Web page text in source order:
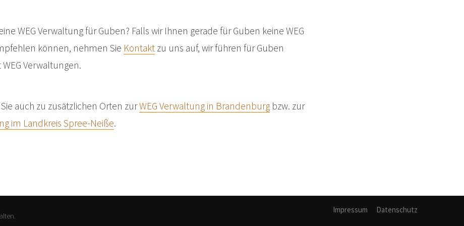
WEG Verwaltung für Guben? Falls wir Ihnen gerade für Guben keine WEG
können, nehmen Sie Kontakt zu uns auf, wir führen für Guben
Verwaltungen.
auch zu zusätzlichen Orten zurWEG Verwaltung in Brandenburg bzw. zur
im Landkreis Spree-Neiße.
Impressum Datenschutz